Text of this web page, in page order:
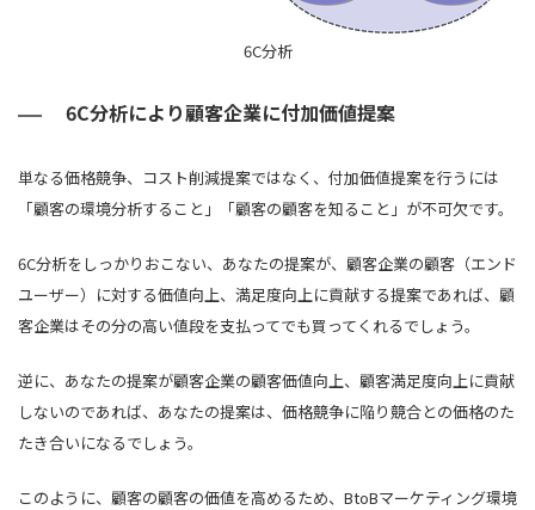
6C分析
6C分析により顧客企業に付加価値提案
単なる価格競争、コスト削減提案ではなく、付加価値提案を行うには
「顧客の環境分析すること」「顧客の顧客を知ること」が不可欠です。
6C分析をしっかりおこない、あなたの提案が、顧客企業の顧客（エンド
ユーザー）に対する価値向上、満足度向上に貢献する提案であれば、顧
客企業はその分の高い値段を支払ってでも買ってくれるでしょう。
逆に、あなたの提案が顧客企業の顧客価値向上、顧客満足度向上に貢献
しないのであれば、あなたの提案は、価格競争に陥り競合との価格のた
たき合いになるでしょう。
このように、顧客の顧客の価値を高めるため、BtoBマーケティング環境